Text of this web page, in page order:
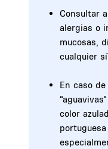
Consultar
alergias o
mucosas,
cualquier
En caso
color